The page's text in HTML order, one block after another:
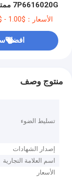
7P6616020G ممتص الصدمات الهوائية الخلفية
الأسعار：$1.00 - $200.00/Pieces
افضل
منتوج وصف
تسليط الضوء
إصدار الشهادات
اسم العلامة التجارية
الأسعار